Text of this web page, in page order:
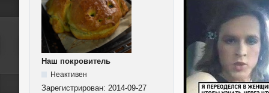
Наш покровитель
Неактивен
Зарегистрирован: 2014-09-27